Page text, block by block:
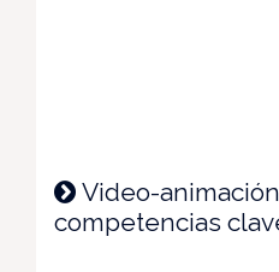
Video-
competencias